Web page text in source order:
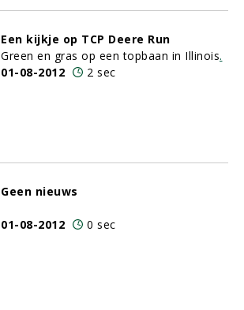
Een kijkje op TCP Deere Run
Green en gras op een topbaan in Illinois.
01-08-2012
2 sec
Geen nieuws
01-08-2012 0 sec